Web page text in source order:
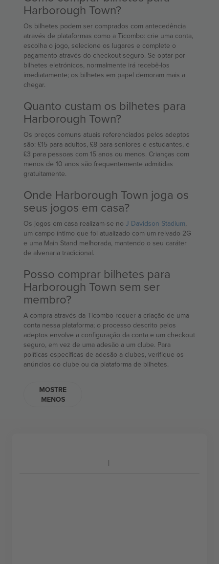
Harborough Town?
Os bilhetes podem ser comprados com antecedência
através de plataformas como a Ticombo: crie uma conta,
escolha o jogo, selecione os lugares e complete o
pagamento através do checkout seguro. Se optar por
bilhetes eletrónicos, normalmente irá recebê-los
imediatamente; os bilhetes em papel demoram mais a
chegar.
Quanto custam os bilhetes para
Harborough Town?
Os preços comuns atuais referenciados pelos adeptos
são: £15 para adultos, £8 para seniores e estudantes, e
£3 para pessoas com 15 anos ou menos. Crianças com
menos de 10 anos são frequentemente admitidas
gratuitamente.
Onde Harborough Town joga os
seus jogos em casa?
Os jogos em casa realizam-se no J Davidson Stadium,
um campo íntimo que foi atualizado com um relvado 2G
e uma Main Stand melhorada, mantendo o seu caráter
de alvenaria tradicional.
Posso comprar bilhetes para
Harborough Town sem ser
membro?
A compra através da Ticombo requer a criação de uma
conta nessa plataforma; o processo descrito pelos
adeptos envolve a configuração da conta e um checkout
seguro, em vez de uma adesão a um clube. Para
políticas específicas de adesão a clubes, verifique os
anúncios do clube ou da plataforma de bilhetes.
MOSTRE
MENOS